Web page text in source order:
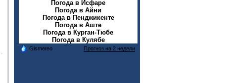
Погода в Исфаре
Погода в Айни
Погода в Пенджикенте
Погода в Аште
Погода в Курган-Тюбе
Погода в Кулябе
Gismeteo Прогноз на 2 недели